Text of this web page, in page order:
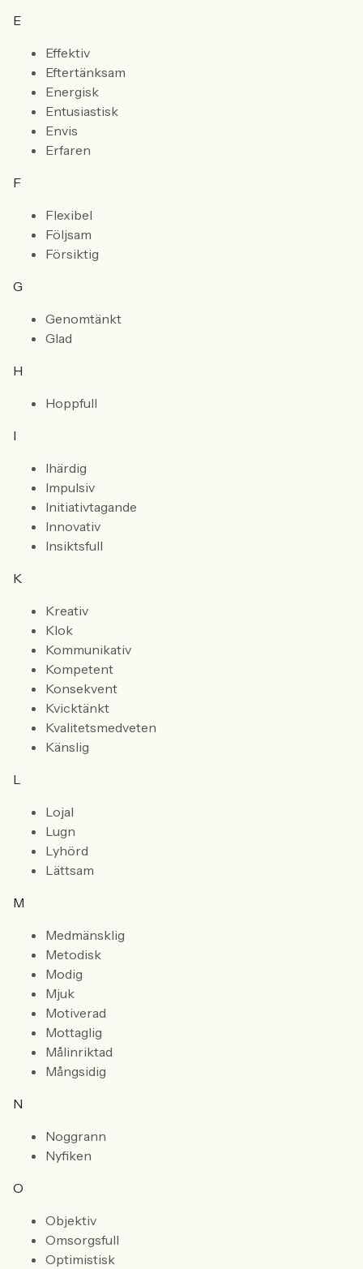
E
Effektiv
Eftertänksam
Energisk
Entusiastisk
Envis
Erfaren
F
Flexibel
Följsam
Försiktig
G
Genomtänkt
Glad
H
Hoppfull
I
Ihärdig
Impulsiv
Initiativtagande
Innovativ
Insiktsfull
K
Kreativ
Klok
Kommunikativ
Kompetent
Konsekvent
Kvicktänkt
Kvalitetsmedveten
Känslig
L
Lojal
Lugn
Lyhörd
Lättsam
M
Medmänsklig
Metodisk
Modig
Mjuk
Motiverad
Mottaglig
Målinriktad
Mångsidig
N
Noggrann
Nyfiken
O
Objektiv
Omsorgsfull
Optimistisk